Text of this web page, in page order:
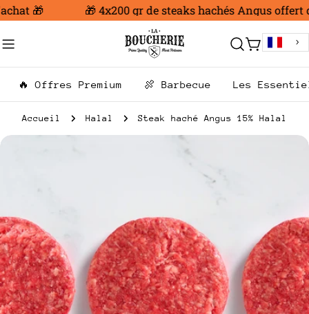
Aller
contenu
🎁 🎁 4x200 gr de steaks hachés Angus offert
Chariot
🔥 Offres Premium 🍖 Barbecue Les
Accueil Halal Steak haché Angus 15% Halal
Passer
le
produit
le média 0 en mode modal